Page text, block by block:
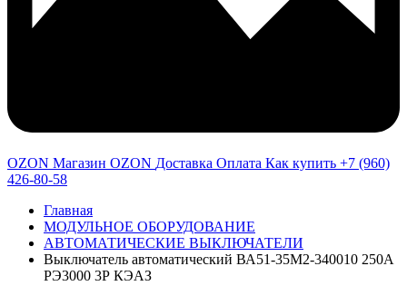
OZON Магазин OZON Доставка Оплата Как купить +7 (960)
426-80-58
Главная
МОДУЛЬНОЕ ОБОРУДОВАНИЕ
АВТОМАТИЧЕСКИЕ ВЫКЛЮЧАТЕЛИ
Выключатель автоматический ВА51-35М2-340010 250А
РЭ3000 3Р КЭАЗ